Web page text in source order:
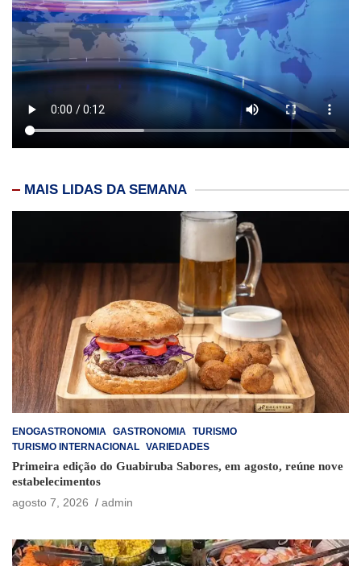
MAIS LIDAS DA SEMANA
ENOGASTRONOMIA GASTRONOMIA
TURISMO
TURISMO INTERNACIONAL VARIEDADES
Primeira edição do Guabiruba Sabores, em agosto, reúne nove
estabelecimentos
agosto 7, 2026
admin